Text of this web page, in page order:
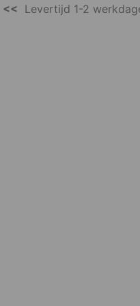
<< Levertijd 1-2